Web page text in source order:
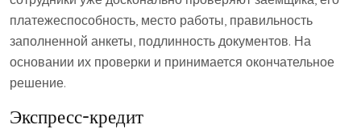
платежеспособность, место работы, правильность
заполненной анкеты, подлинность документов. На
основании их проверки и принимается окончательное
решение.
Экспресс-кредит